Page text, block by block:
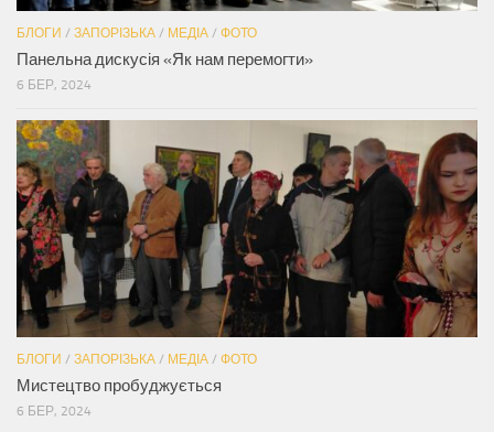
БЛОГИ / ЗАПОРІЗЬКА / МЕДІА / ФОТО
Панельна дискусія «Як нам перемогти»
6 БЕР, 2024
БЛОГИ / ЗАПОРІЗЬКА / МЕДІА / ФОТО
Мистецтво пробуджується
6 БЕР, 2024